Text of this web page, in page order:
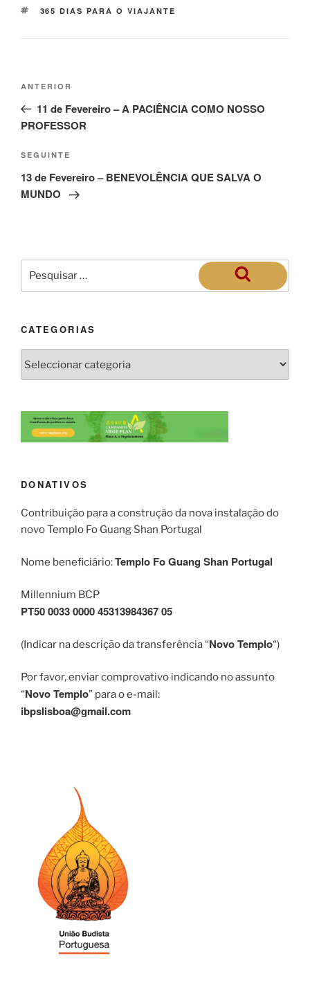
365 DIAS PARA O VIAJANTE
ANTERIOR
11 de Fevereiro – A PACIÊNCIA COMO NOSSO
PROFESSOR
SEGUINTE
13 de Fevereiro – BENEVOLÊNCIA QUE SALVA O
MUNDO
CATEGORIAS
DONATIVOS
Contribuição para a construção da nova instalação do
novo Templo Fo Guang Shan Portugal
Nome beneficiário:Templo Fo Guang Shan Portugal
Millennium BCP
PT50 0033 0000 45313984367 05
(Indicar na descrição da transferência “Novo Templo“)
Por favor, enviar comprovativo indicando no assunto
“Novo Templo” para o e-mail:
ibpslisboa@gmail.com